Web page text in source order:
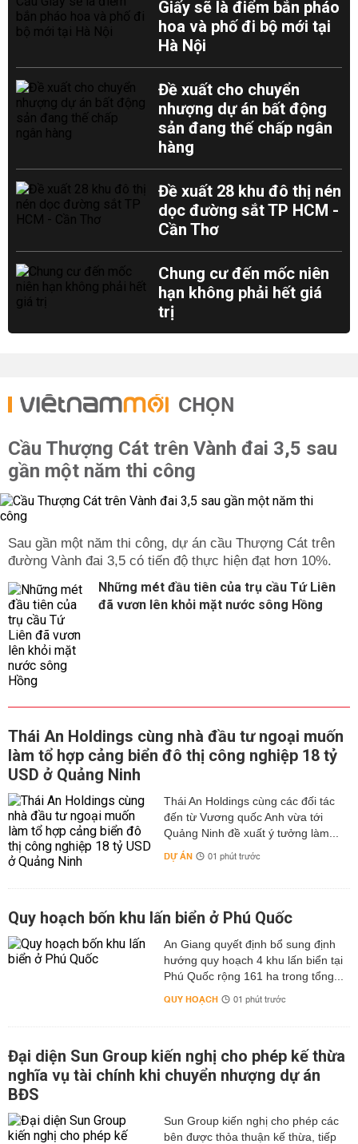
Giấy sẽ là điểm bắn pháo
hoa và phố đi bộ mới tại
Hà Nội
Đề xuất cho chuyển
nhượng dự án bất động
sản đang thế chấp ngân
hàng
Đề xuất 28 khu đô thị nén
dọc đường sắt TP HCM -
Cần Thơ
Chung cư đến mốc niên
hạn không phải hết giá
trị
CHỌN
Cầu Thượng Cát trên Vành đai 3,5 sau
gần một năm thi công
Sau gần một năm thi công, dự án cầu Thượng Cát trên
đường Vành đai 3,5 có tiến độ thực hiện đạt hơn 10%.
Những mét đầu tiên của trụ cầu Tứ Liên
đã vươn lên khỏi mặt nước sông Hồng
Thái An Holdings cùng nhà đầu tư ngoại muốn
làm tổ hợp cảng biển đô thị công nghiệp 18 tỷ
USD ở Quảng Ninh
Thái An Holdings cùng các đối tác
đến từ Vương quốc Anh vừa tới
Quảng Ninh đề xuất ý tưởng làm...
DỰ ÁN 01 phút trước
Quy hoạch bốn khu lấn biển ở Phú Quốc
An Giang quyết định bổ sung định
hướng quy hoạch 4 khu lấn biển tại
Phú Quốc rộng 161 ha trong tổng...
QUY HOẠCH 01 phút trước
Đại diện Sun Group kiến nghị cho phép kế thừa
nghĩa vụ tài chính khi chuyển nhượng dự án
BĐS
Sun Group kiến nghị cho phép các
bên được thỏa thuận kế thừa, tiếp